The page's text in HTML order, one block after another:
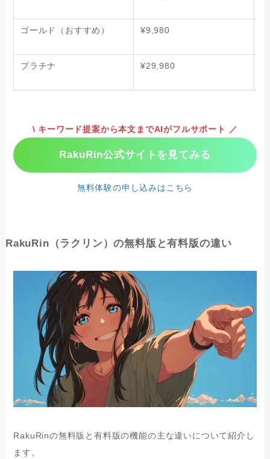
ゴールド（おすすめ） ¥9,980
プラチナ ¥29,980
\ キーワード提案から本文までAIがフルサポート ／
RakuRin公式サイトを見てみる
無料体験の申し込みはこちら
RakuRin（ラクリン）の無料版と有料版の違い
RakuRinの無料版と有料版の機能の主な違いについて紹介し
ます。